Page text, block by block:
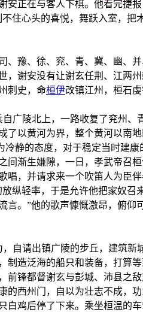
安正在与客人下棋。他看完捷
住心头的喜悦，舞跃入室，
豫、徐、兖、青、冀、幽
谢安没有让谢玄任荆、江
刺史，命桓伊改镇江州，桓石
广陵北上，一路收复了兖州
了以黄河为界，整个黄河以
静的态度，对于稳定当时建
渐生嫌隙，一日，孝武帝召
，并请求来一个吹笛人为臣
纵轻率，于是允许他把家奴
。”他的歌声慷慨激昂，俯
自请出镇广陵的步丘，建筑
造泛海的船只和装备，打
前锋都督谢玄与彭城、沛县之
西州门，自以为壮志不成，
鸡后停了下来。乘坐桓温